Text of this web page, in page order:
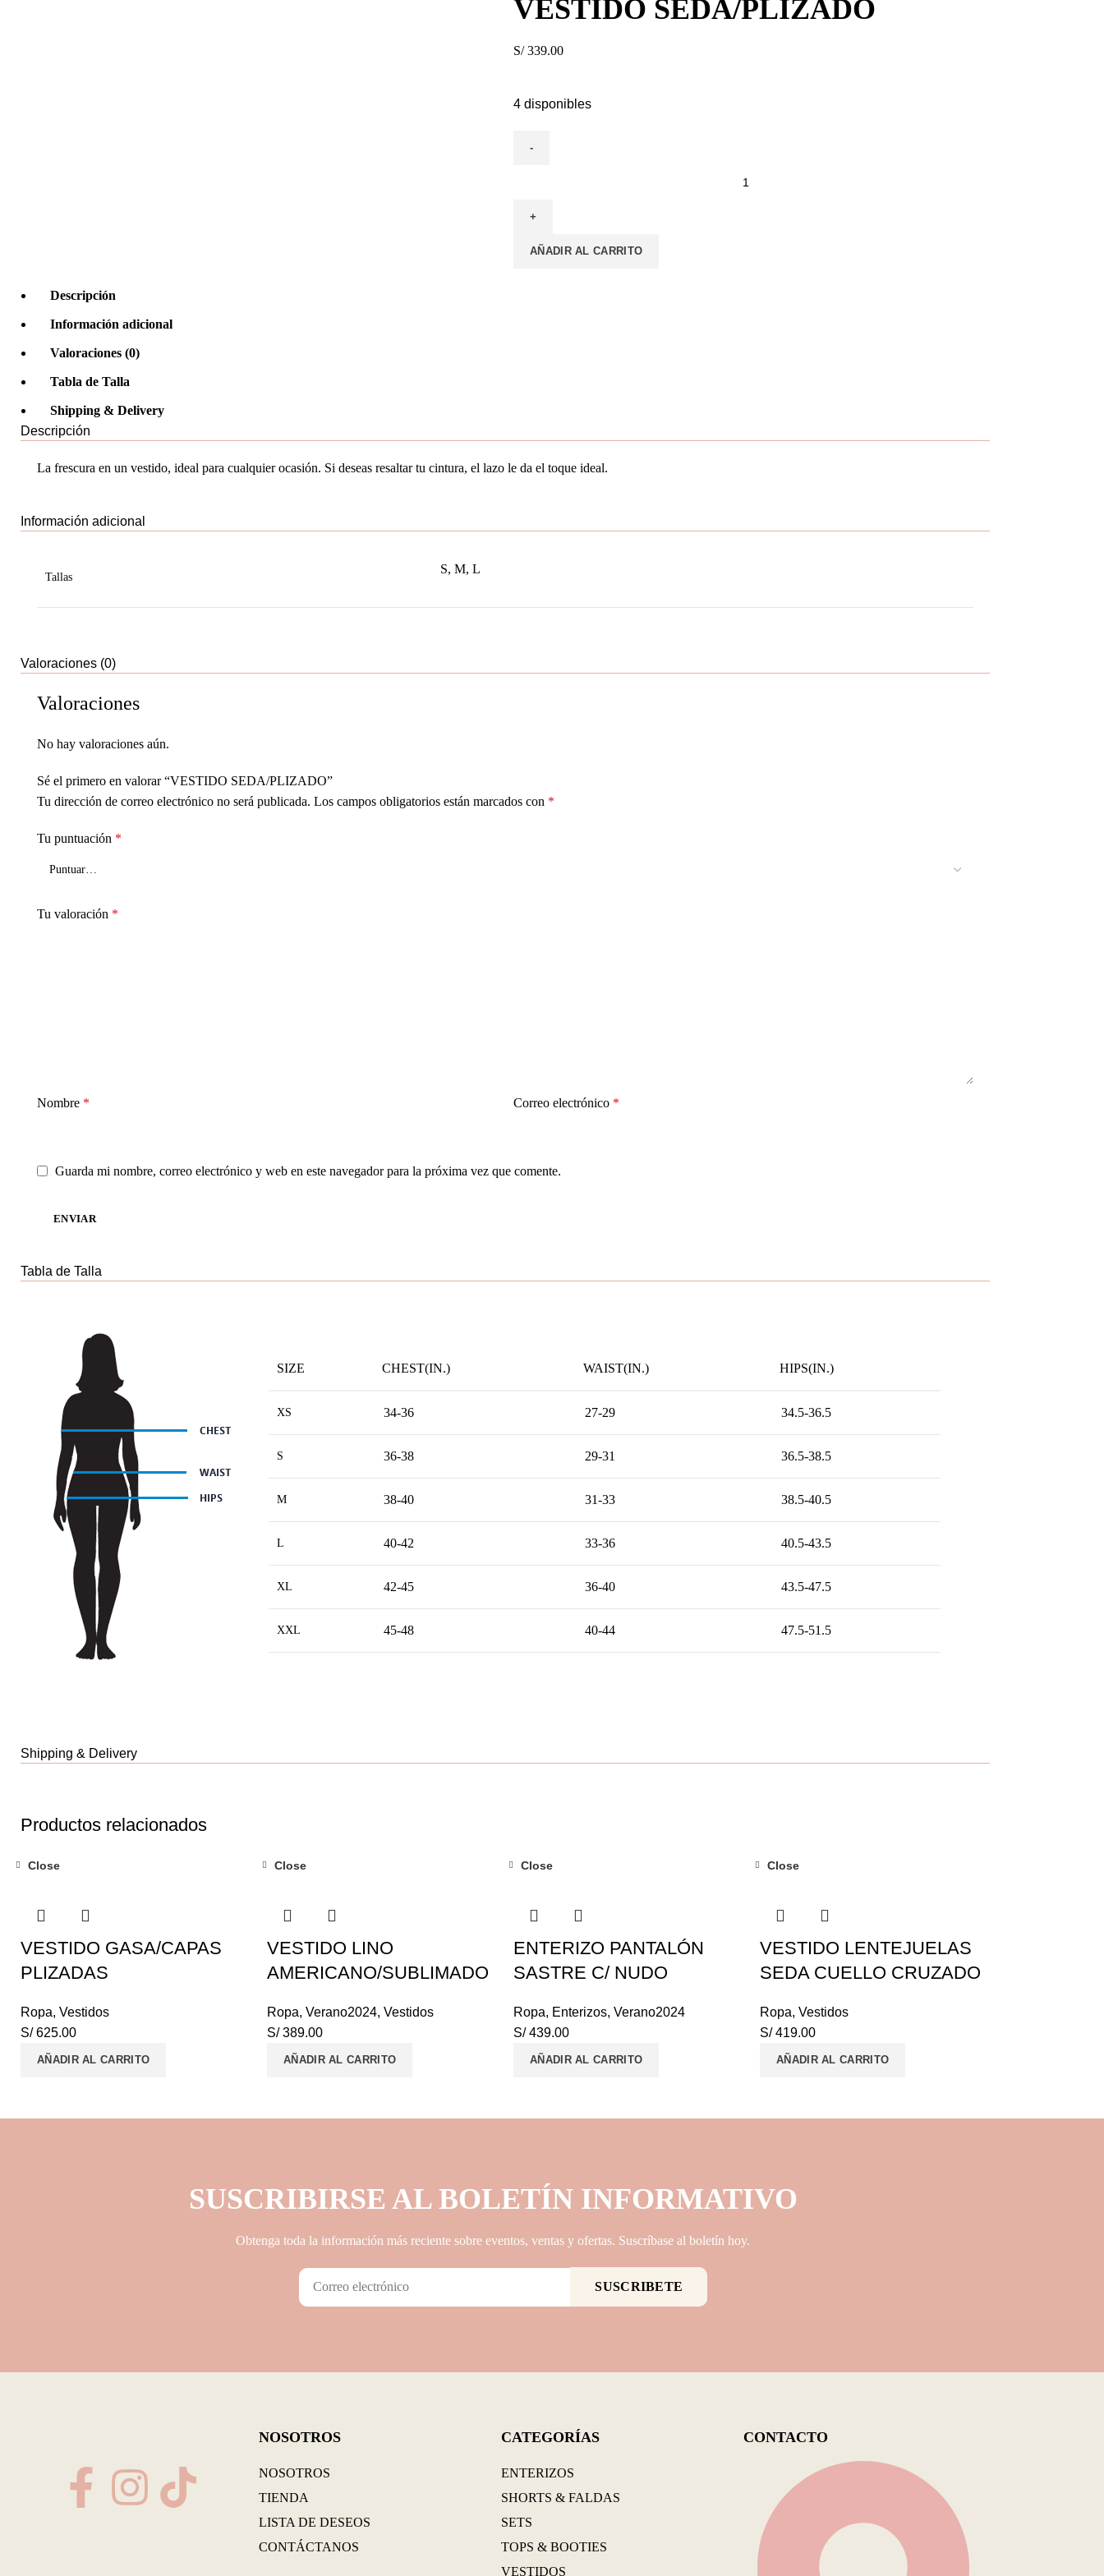
VESTIDO SEDA/PLIZADO
S/339.00
4 disponibles
AÑADIR AL CARRITO
Descripción
Información adicional
Valoraciones (0)
Tabla de Talla
Shipping & Delivery
Descripción
La frescura en un vestido, ideal para cualquier ocasión. Si deseas resaltar tu cintura, el lazo le da el toque ideal.
Información adicional
Tallas
S, M, L
Valoraciones (0)
Valoraciones
No hay valoraciones aún.
Sé el primero en valorar “VESTIDO SEDA/PLIZADO”
Tu dirección de correo electrónico no será publicada. Los campos obligatorios están marcados con *
Tu puntuación *
Tu valoración *
Nombre * Correo electrónico *
Guarda mi nombre, correo electrónico y web en este navegador para la próxima vez que comente.
Tabla de Talla
SIZE CHEST(IN.) WAIST(IN.) HIPS(IN.)
XS 34-36 27-29 34.5-36.5
S 36-38 29-31 36.5-38.5
M 38-40 31-33 38.5-40.5
L 40-42 33-36 40.5-43.5
XL 42-45 36-40 43.5-47.5
XXL 45-48 40-44 47.5-51.5
Shipping & Delivery
Productos relacionados
Close
VESTIDO GASA/CAPAS
PLIZADAS
Ropa, Vestidos
S/625.00
AÑADIR AL CARRITO
Close
VESTIDO LINO
AMERICANO/SUBLIMADO
Ropa, Verano2024, Vestidos
S/389.00
AÑADIR AL CARRITO
Close
ENTERIZO PANTALÓN
SASTRE C/ NUDO
Ropa, Enterizos, Verano2024
S/439.00
AÑADIR AL CARRITO
Close
VESTIDO LENTEJUELAS
SEDA CUELLO CRUZADO
Ropa, Vestidos
S/419.00
AÑADIR AL CARRITO
SUSCRIBIRSE AL BOLETÍN INFORMATIVO
Obtenga toda la información más reciente sobre eventos, ventas y ofertas. Suscríbase al boletín hoy.
SUSCRIBETE
NOSOTROS
NOSOTROS
TIENDA
LISTA DE DESEOS
CONTÁCTANOS
CATEGORÍAS
ENTERIZOS
SHORTS & FALDAS
SETS
TOPS & BOOTIES
VESTIDOS
CONTACTO